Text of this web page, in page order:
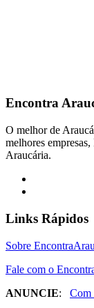
Encontra
O melhor de
melhores
Araucária.
Links Rápidos
Sobre
Fale com o
ANUNCIE: Com